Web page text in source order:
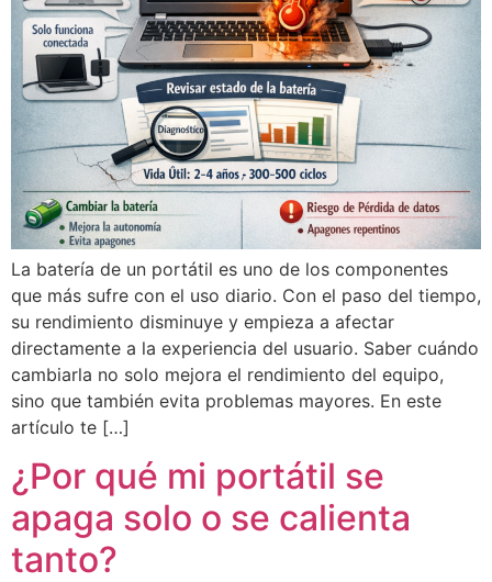
La batería de un portátil es uno de los componentes
que más sufre con el uso diario. Con el paso del tiempo,
su rendimiento disminuye y empieza a afectar
directamente a la experiencia del usuario. Saber cuándo
cambiarla no solo mejora el rendimiento del equipo,
sino que también evita problemas mayores. En este
artículo te […]
¿Por qué mi portátil se
apaga solo o se calienta
tanto?